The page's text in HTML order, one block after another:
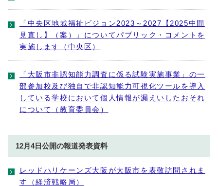
「中央区地域福祉ビジョン2023～2027【2025中間
見直し】（案）」についてパブリック・コメントを
実施します（中央区）
「大阪市非認知能力調査に係る試験実施事業」の一
部参加校及び独自で非認知能力可視化ツールを導入
している学校において個人情報が漏えいしたおそれ
について（教育委員会）
12月4日公開の報道発表資料
レッドハリケーンズ大阪が大阪市を表敬訪問されま
す（経済戦略局）